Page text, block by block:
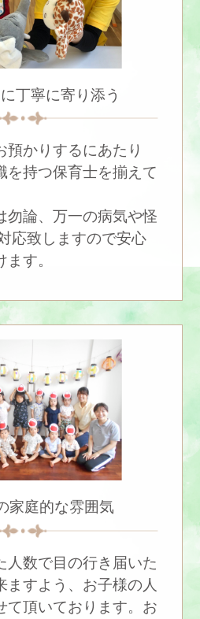
丁寧に寄り添う
預かりするにあたり
を持つ保育士を揃えて
勿論、万一の病気や怪
応致しますので安心
す。
家庭的な雰囲気
人数で目の行き届いた
ますよう、お子様の人
て頂いております。お